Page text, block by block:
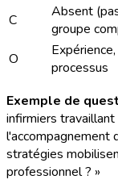
C
Absent
groupe
O
processus
Exemple de
infirmiers
l'accompagnement
stratégies
professionnel ? »